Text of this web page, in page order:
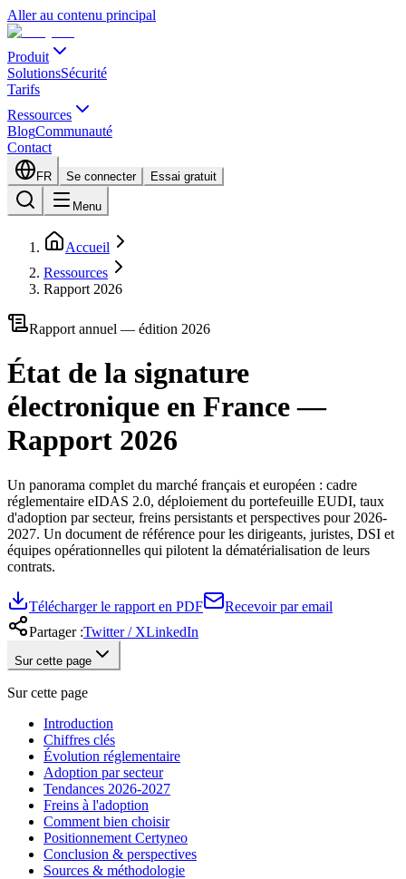
Aller au contenu principal
Produit
SolutionsSécurité
Tarifs
Ressources
BlogCommunauté
Contact
FR Se connecter Essai gratuit
Menu
Accueil
Ressources
Rapport 2026
Rapport annuel — édition 2026
État de la signature
électronique en France —
Rapport 2026
Un panorama complet du marché français et européen : cadre
réglementaire eIDAS 2.0, déploiement du portefeuille EUDI, taux
d'adoption par secteur, freins persistants et perspectives pour 2026-
2027. Un document de référence pour les dirigeants, juristes, DSI et
équipes opérationnelles qui pilotent la dématérialisation de leurs
contrats.
Télécharger le rapport en PDF
Recevoir par email
Partager :Twitter / XLinkedIn
Sur cette page
Sur cette page
Introduction
Chiffres clés
Évolution réglementaire
Adoption par secteur
Tendances 2026-2027
Freins à l'adoption
Comment bien choisir
Positionnement Certyneo
Conclusion & perspectives
Sources & méthodologie